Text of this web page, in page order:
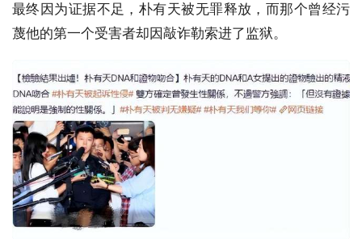
最终因为证据不足，朴有天被无罪释放，而那个曾经污
蔑他的第一个受害者却因敲诈勒索进了监狱。